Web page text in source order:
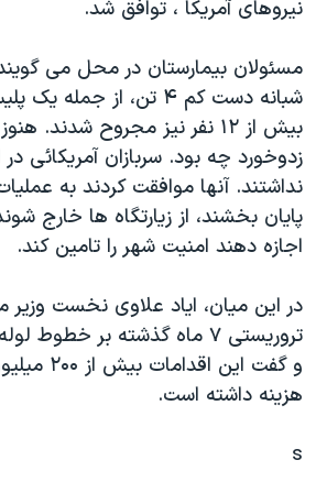
فرهنگ و زندگی
حقوق شهروندی
اقتصادی
علم و فناوری
اسرائیل در جنگ
گالری عکس
آرشیو پخش زنده
مستندها
انتخابات ریاست جمهوری آمریکا ۲۰۲۴
حمله جمهوری اسلامی به اسرائیل
رمز مهسا
ورزش زنان در ایران
اعتراضات زن، زندگی، آزادی
مجموعه مستندهای دادخواهی
تریبونال مردمی آبان ۹۸
دادگاه حمید نوری
چهل سال گروگان‌گیری
دنبال کنید
زبانهای مختلف
نيروهای آمريکا ، توافق شد.
مسئولان بيمارستان در محل می
شبانه دست کم ۴ تن، از
بيش از ۱۲ نفر نيز مجروح
زدوخورد چه بود. سربازان آمريکائی
نداشتند. آنها موافقت کردند به
پايان بخشند، از زيارتگاه ها خارج
اجازه دهند امنيت شهر را تامين کند.
در اين ميان، اياد علاوی نخست
تروريستی ۷ ماه گذشته بر
و گفت اين
هزينه داشته است.
s